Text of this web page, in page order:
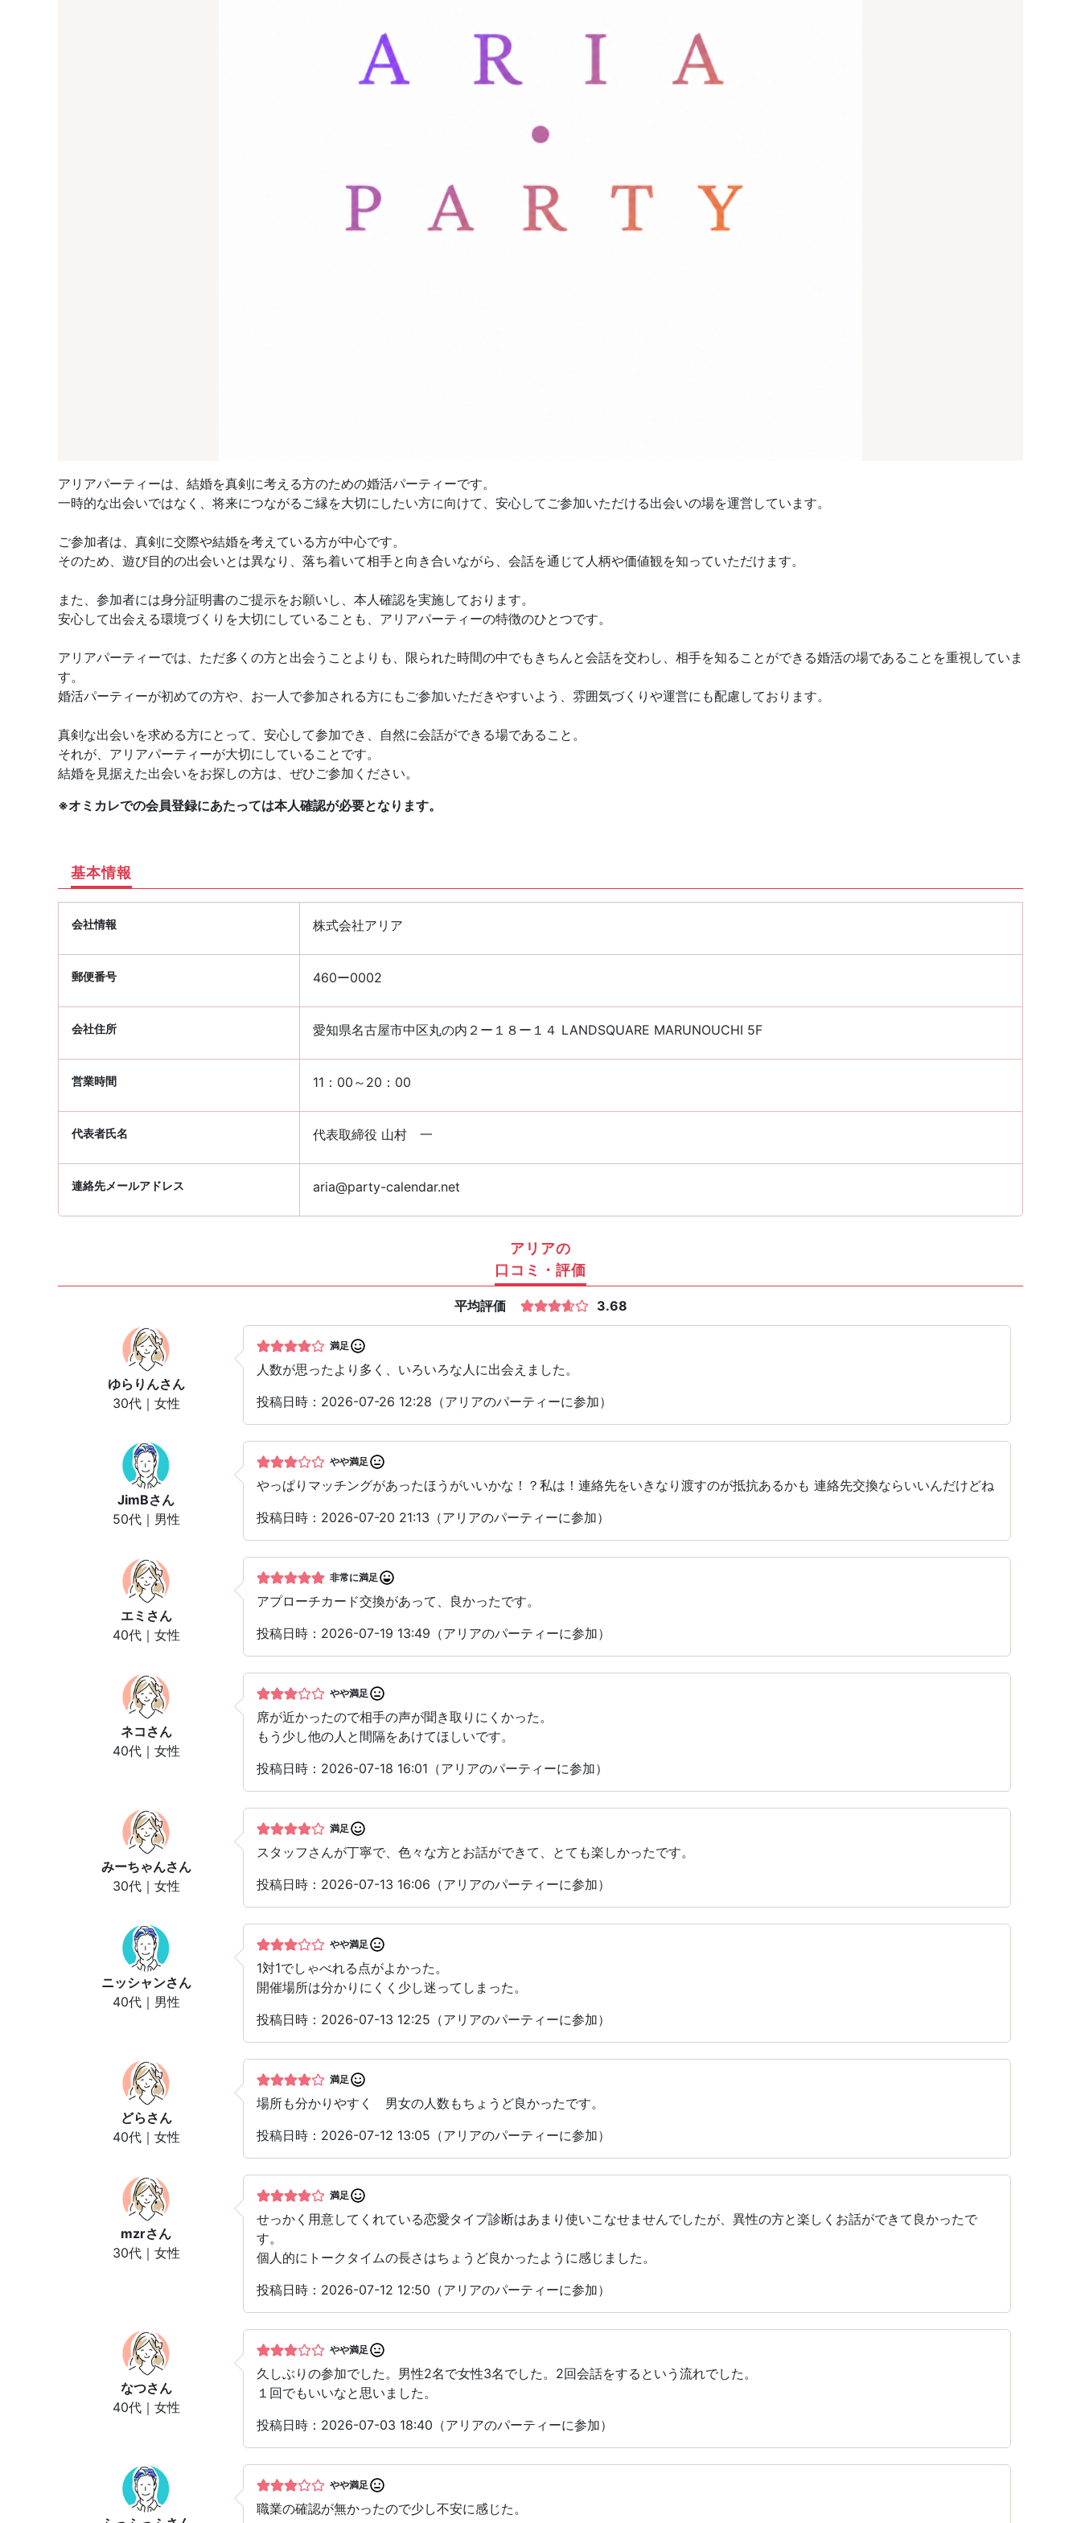
アリアパーティーは、結婚を真剣に考える方のための婚活パーティーです。
一時的な出会いではなく、将来につながるご縁を大切にしたい方に向けて、安心してご参加いただける出会いの場を運営しています。
ご参加者は、真剣に交際や結婚を考えている方が中心です。
そのため、遊び目的の出会いとは異なり、落ち着いて相手と向き合いながら、会話を通じて人柄や価値観を知っていただけます。
また、参加者には身分証明書のご提示をお願いし、本人確認を実施しております。
安心して出会える環境づくりを大切にしていることも、アリアパーティーの特徴のひとつです。
アリアパーティーでは、ただ多くの方と出会うことよりも、限られた時間の中でもきちんと会話を交わし、相手を知ることができる婚活の場であることを重視していま
す。
婚活パーティーが初めての方や、お一人で参加される方にもご参加いただきやすいよう、雰囲気づくりや運営にも配慮しております。
真剣な出会いを求める方にとって、安心して参加でき、自然に会話ができる場であること。
それが、アリアパーティーが大切にしていることです。
結婚を見据えた出会いをお探しの方は、ぜひご参加ください。
※オミカレでの会員登録にあたっては本人確認が必要となります。
基本情報
会社情報 株式会社アリア
郵便番号 460ー0002
会社住所 愛知県名古屋市中区丸の内２ー１８ー１４ LANDSQUARE MARUNOUCHI 5F
営業時間 11：00～20：00
代表者氏名 代表取締役 山村 一
連絡先メールアドレス aria@party-calendar.net
アリアの
口コミ・評価
平均評価 3.68
ゆらりんさん
30代｜女性
満足
人数が思ったより多く、いろいろな人に出会えました。
投稿日時：2026-07-26 12:28（アリアのパーティーに参加）
JimBさん
50代｜男性
やや満足
やっぱりマッチングがあったほうがいいかな！？私は！連絡先をいきなり渡すのが抵抗あるかも 連絡先交換ならいいんだけどね
投稿日時：2026-07-20 21:13（アリアのパーティーに参加）
エミ さん
40代｜女性
非常に満足
アプローチカード交換があって、良かったです。
投稿日時：2026-07-19 13:49（アリアのパーティーに参加）
ネコ さん
40代｜女性
やや満足
席が近かったので相手の声が聞き取りにくかった。
もう少し他の人と間隔をあけてほしいです。
投稿日時：2026-07-18 16:01（アリアのパーティーに参加）
みーちゃんさん
30代｜女性
満足
スタッフさんが丁寧で、色々な方とお話ができて、とても楽しかったです。
投稿日時：2026-07-13 16:06（アリアのパーティーに参加）
ニッシャンさん
40代｜男性
やや満足
1対1でしゃべれる点がよかった。
開催場所は分かりにくく少し迷ってしまった。
投稿日時：2026-07-13 12:25（アリアのパーティーに参加）
どら さん
40代｜女性
満足
場所も分かりやすく 男女の人数もちょうど良かったです。
投稿日時：2026-07-12 13:05（アリアのパーティーに参加）
mzrさん
30代｜女性
満足
せっかく用意してくれている恋愛タイプ診断はあまり使いこなせませんでしたが、異性の方と楽しくお話ができて良かったで
す。
個人的にトークタイムの長さはちょうど良かったように感じました。
投稿日時：2026-07-12 12:50（アリアのパーティーに参加）
なつさん
40代｜女性
やや満足
久しぶりの参加でした。男性2名で女性3名でした。2回会話をするという流れでした。
１回でもいいなと思いました。
投稿日時：2026-07-03 18:40（アリアのパーティーに参加）
やや満足
職業の確認が無かったので少し不安に感じた。